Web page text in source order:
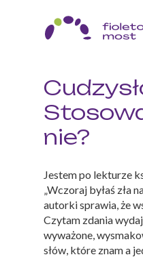
nie?
Jestem po lekturze
„Wczoraj byłaś zła
autorki sprawia, że
Czytam zdania
wyważone,
słów, które znam a